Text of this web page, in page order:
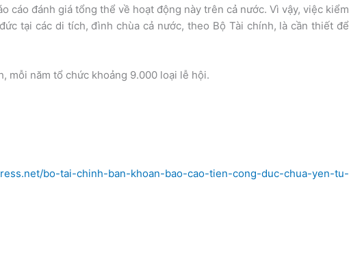
cáo đánh giá tổng thể về hoạt động này trên cả nước. Vì vậy, việc kiểm
tại các di tích, đình chùa cả nước, theo Bộ Tài chính, là cần thiết để
mỗi năm tổ chức khoảng 9.000 loại lễ hội.
bo-tai-chinh-ban-khoan-bao-cao-tien-cong-duc-chua-yen-tu-